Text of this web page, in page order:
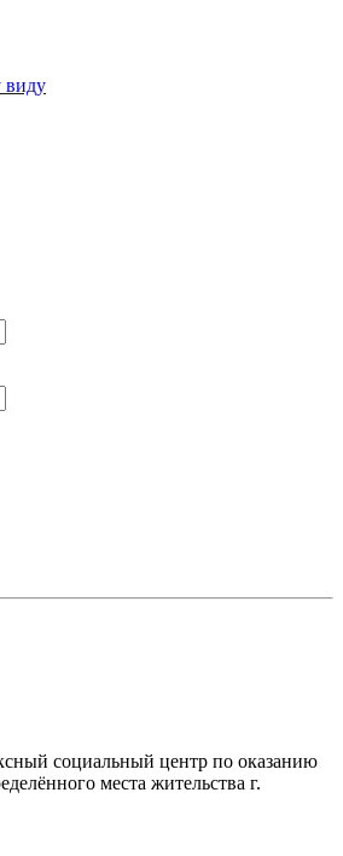
виду
социальный центр по оказанию
места жительства г.